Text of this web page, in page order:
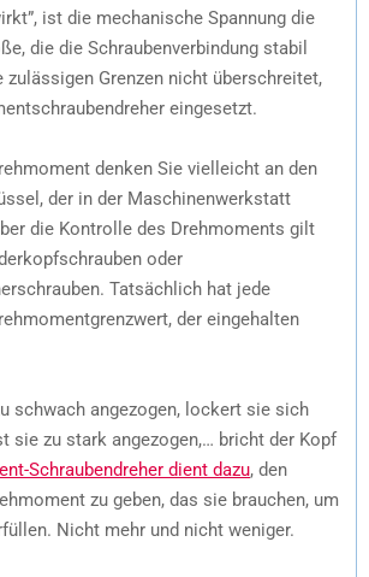
ist die mechanische Spannung die
die die Schraubenverbindung stabil
zulässigen Grenzen nicht überschreitet,
eingesetzt.
denken Sie vielleicht an den
der in der Maschinenwerkstatt
die Kontrolle des Drehmoments gilt
oder
Tatsächlich hat jede
der eingehalten
schwach angezogen, lockert sie sich
sie zu stark angezogen,… bricht der Kopf
Schraubendreher dient dazu, den
zu geben, das sie brauchen, um
Nicht mehr und nicht weniger.